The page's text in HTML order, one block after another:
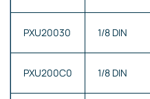
PXU20030 1/8 DIN
PXU200C0 1/8 DIN